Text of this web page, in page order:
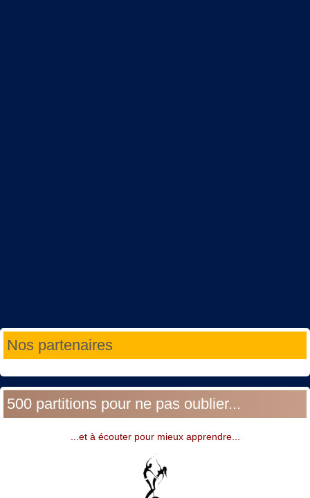
Nos partenaires
500 partitions pour ne pas oublier...
...et à écouter pour mieux apprendre...
Année
précédente
Mois
précédent
Année
suivante
Mois
suivant